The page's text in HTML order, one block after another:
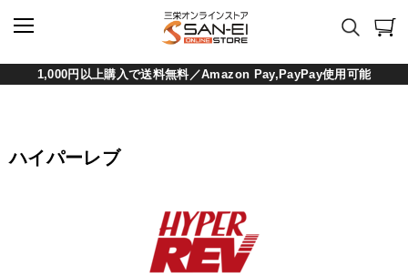
1,000円以上購入で送料無料／Amazon Pay,PayPay使用可能
ハイパーレブ